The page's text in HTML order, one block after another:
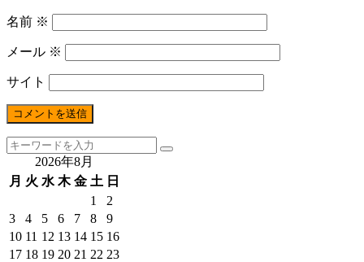
名前 ※
メール ※
サイト
2026年8月
月 火 水 木 金 土 日
1
2
3
4 5 6 7 8
9
10 11 12 13 14 15 16
17 18 19 20 21 22 23